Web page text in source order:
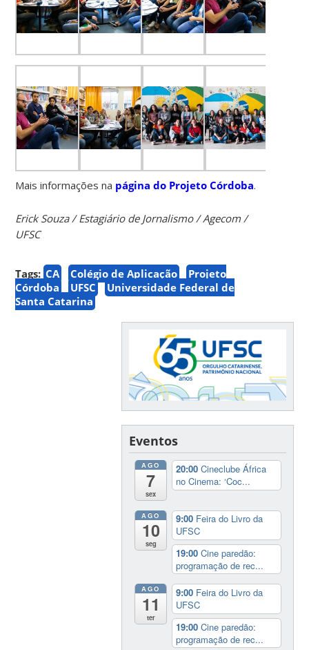
Mais informações na página do Projeto Córdoba.
Erick Souza / Estagiário de Jornalismo / Agecom /
UFSC
Tags: CA Colégio de Aplicação
Projeto
Córdoba
UFSC
Universidade Federal de
Santa Catarina
Eventos
AGO
7
sex
20:00Cineclube África
no Cinema: ‘Coc...
AGO
10
seg
9:00 Feira do Livro da
UFSC
19:00Cine paredão:
programação de rec...
AGO
11
ter
9:00 Feira do Livro da
UFSC
19:00Cine paredão:
programação de rec...